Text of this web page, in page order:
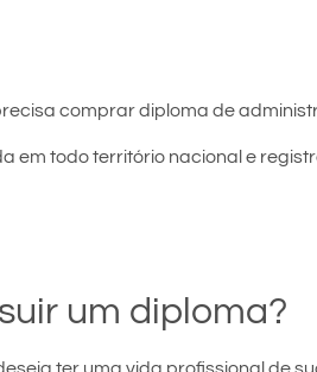
comprar diploma de
em todo território nacional e
um diploma?
ter uma vida profissional de